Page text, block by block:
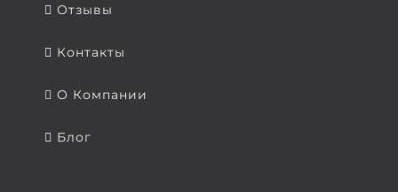
Отзывы
Контакты
О Компании
Блог